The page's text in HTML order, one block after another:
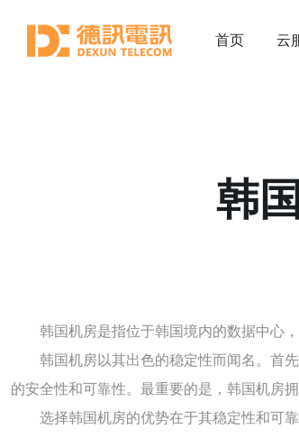
首页 云
韩
韩国机房是指位于韩国境内的数据中心
韩国机房以其出色的稳定性而闻名。首
的安全性和可靠性。最重要的是，韩国机房
选择韩国机房的优势在于其稳定性和可